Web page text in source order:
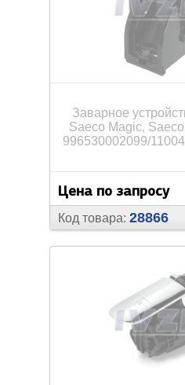
Заварное
Saeco Magic,
996530002099/
Цена по запросу
Код товара: 28866